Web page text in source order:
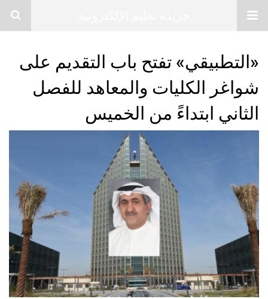
«التطبيقي» تفتح باب التقديم على
شواغر الكليات والمعاهد للفصل
الثاني ابتداءً من الخميس